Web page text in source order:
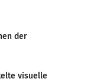
der
visuelle